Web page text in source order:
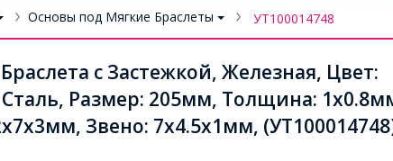
Основы под Мягкие Браслеты УТ100014748
с Застежкой, Железная, Цвет:
Размер: 205мм, Толщина:
Звено: 7x4.5x1мм,